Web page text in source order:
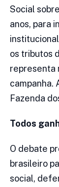
Social
anos, para
os tributos
representa
campanha.
Fazenda
Todos
O debate
brasileiro
social,